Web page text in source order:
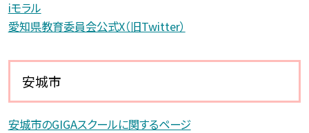
iモラル
愛知県教育委員会公式X（旧Twitter）
安城市
安城市のGIGAスクールに関するページ